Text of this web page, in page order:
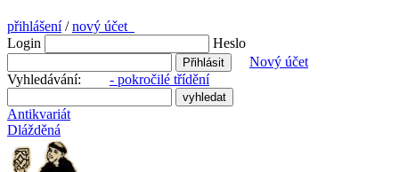
přihlášení/nový účet
Login
Heslo
Nový účet
Vyhledávání: - pokročilé třídění
Antikvariát
Dlážděná